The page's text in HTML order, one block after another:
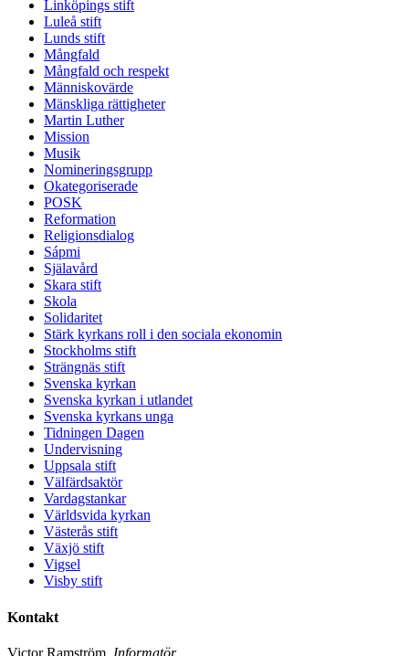
Linköpings stift
Luleå stift
Lunds stift
Mångfald
Mångfald och respekt
Människovärde
Mänskliga rättigheter
Martin Luther
Mission
Musik
Nomineringsgrupp
Okategoriserade
POSK
Reformation
Religionsdialog
Sápmi
Själavård
Skara stift
Skola
Solidaritet
Stärk kyrkans roll i den sociala ekonomin
Stockholms stift
Strängnäs stift
Svenska kyrkan
Svenska kyrkan i utlandet
Svenska kyrkans unga
Tidningen Dagen
Undervisning
Uppsala stift
Välfärdsaktör
Vardagstankar
Världsvida kyrkan
Västerås stift
Växjö stift
Vigsel
Visby stift
Kontakt
Victor Ramström, Informatör